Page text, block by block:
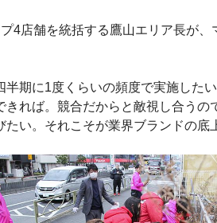
4店舗を統括する鷹山エリア長が
半期に1度くらいの頻度で実施した
きれば。競合だからと敵視し合う
い。それこそが業界ブランドの底